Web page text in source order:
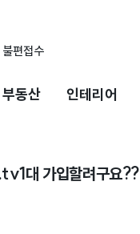
불편접수
부동산 인테리어
대 가입할려구요??